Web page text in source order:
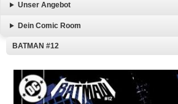
Unser Angebot
Dein Comic Room
BATMAN #12